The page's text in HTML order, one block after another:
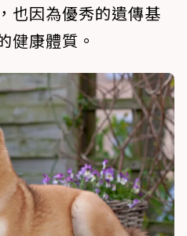
也因為優秀的遺傳基
健康體質。